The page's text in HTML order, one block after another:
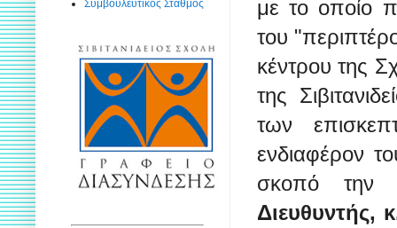
με το οποίο
του
κέντρου της
της
των
ενδιαφέρον
σκοπό την
Διευθυντής,
Συμβουλευτικός Σταθμός